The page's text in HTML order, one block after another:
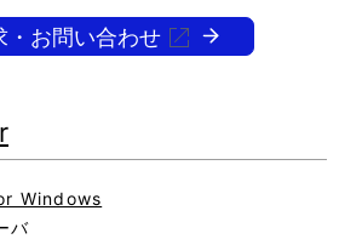
・お問い合わせ
Windows
バ